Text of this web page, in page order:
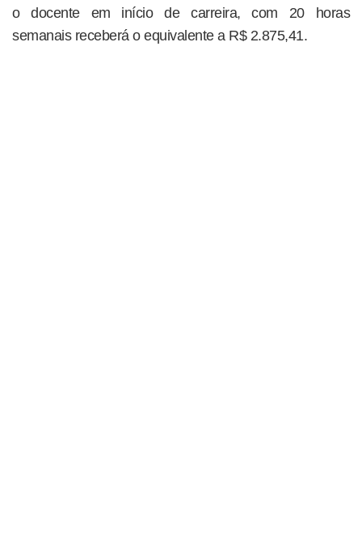
o docente em início de carreira, com 20 horas
semanais receberá o equivalente a R$ 2.875,41.